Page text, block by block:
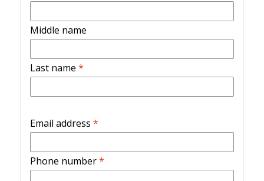
Middle name
Last name *
Email address *
Phone number*